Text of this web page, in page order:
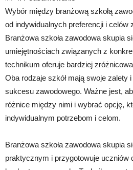
Wybór między branżową szkołą
od indywidualnych preferencji i celów
Branżowa szkoła zawodowa skupia
umiejętnościach związanych z
technikum oferuje bardziej
Oba rodzaje szkół mają swoje zalety
sukcesu zawodowego. Ważne jest,
różnice między nimi i wybrać opcję,
indywidualnym potrzebom i celom.
Branżowa szkoła zawodowa skupia
praktycznym i przygotowuje uczniów